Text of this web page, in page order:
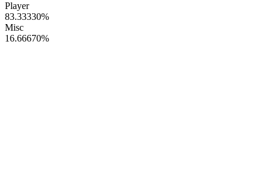
Player
83.33330%
Misc
16.66670%